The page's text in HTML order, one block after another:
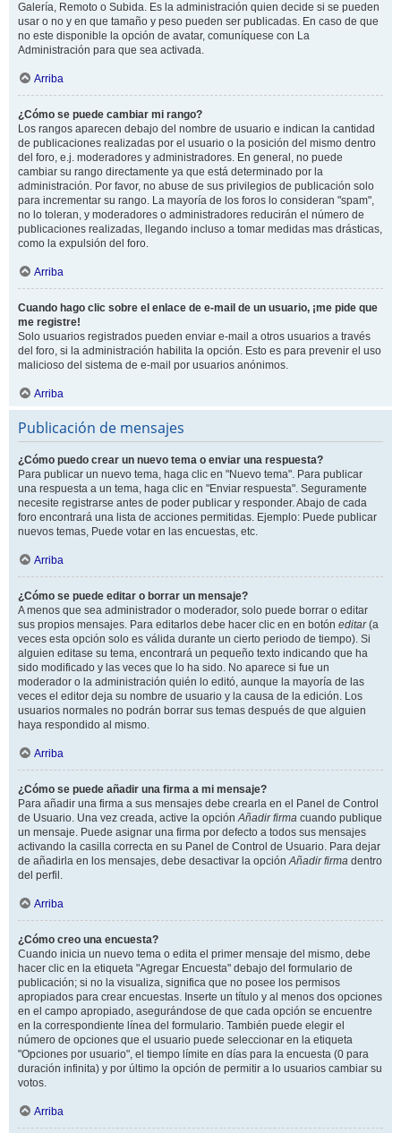
Galería, Remoto o Subida. Es la administración quien decide si se pueden
usar o no y en que tamaño y peso pueden ser publicadas. En caso de que
no este disponible la opción de avatar, comuníquese con La
Administración para que sea activada.
Arriba
¿Cómo se puede cambiar mi rango?
Los rangos aparecen debajo del nombre de usuario e indican la cantidad
de publicaciones realizadas por el usuario o la posición del mismo dentro
del foro, e.j. moderadores y administradores. En general, no puede
cambiar su rango directamente ya que está determinado por la
administración. Por favor, no abuse de sus privilegios de publicación solo
para incrementar su rango. La mayoría de los foros lo consideran "spam",
no lo toleran, y moderadores o administradores reducirán el número de
publicaciones realizadas, llegando incluso a tomar medidas mas drásticas,
como la expulsión del foro.
Arriba
Cuando hago clic sobre el enlace de e-mail de un usuario, ¡me pide que
me registre!
Solo usuarios registrados pueden enviar e-mail a otros usuarios a través
del foro, si la administración habilita la opción. Esto es para prevenir el uso
malicioso del sistema de e-mail por usuarios anónimos.
Arriba
Publicación de mensajes
¿Cómo puedo crear un nuevo tema o enviar una respuesta?
Para publicar un nuevo tema, haga clic en "Nuevo tema". Para publicar
una respuesta a un tema, haga clic en "Enviar respuesta". Seguramente
necesite registrarse antes de poder publicar y responder. Abajo de cada
foro encontrará una lista de acciones permitidas. Ejemplo: Puede publicar
nuevos temas, Puede votar en las encuestas, etc.
Arriba
¿Cómo se puede editar o borrar un mensaje?
A menos que sea administrador o moderador, solo puede borrar o editar
sus propios mensajes. Para editarlos debe hacer clic en en botón editar(a
veces esta opción solo es válida durante un cierto periodo de tiempo). Si
alguien editase su tema, encontrará un pequeño texto indicando que ha
sido modificado y las veces que lo ha sido. No aparece si fue un
moderador o la administración quién lo editó, aunque la mayoría de las
veces el editor deja su nombre de usuario y la causa de la edición. Los
usuarios normales no podrán borrar sus temas después de que alguien
haya respondido al mismo.
Arriba
¿Cómo se puede añadir una firma a mi mensaje?
Para añadir una firma a sus mensajes debe crearla en el Panel de Control
de Usuario. Una vez creada, active la opciónAñadir firma cuando publique
un mensaje. Puede asignar una firma por defecto a todos sus mensajes
activando la casilla correcta en su Panel de Control de Usuario. Para dejar
de añadirla en los mensajes, debe desactivar la opciónAñadir firma dentro
del perfil.
Arriba
¿Cómo creo una encuesta?
Cuando inicia un nuevo tema o edita el primer mensaje del mismo, debe
hacer clic en la etiqueta "Agregar Encuesta" debajo del formulario de
publicación; si no la visualiza, significa que no posee los permisos
apropiados para crear encuestas. Inserte un título y al menos dos opciones
en el campo apropiado, asegurándose de que cada opción se encuentre
en la correspondiente línea del formulario. También puede elegir el
número de opciones que el usuario puede seleccionar en la etiqueta
"Opciones por usuario", el tiempo límite en días para la encuesta (0 para
duración infinita) y por último la opción de permitir a lo usuarios cambiar su
votos.
Arriba